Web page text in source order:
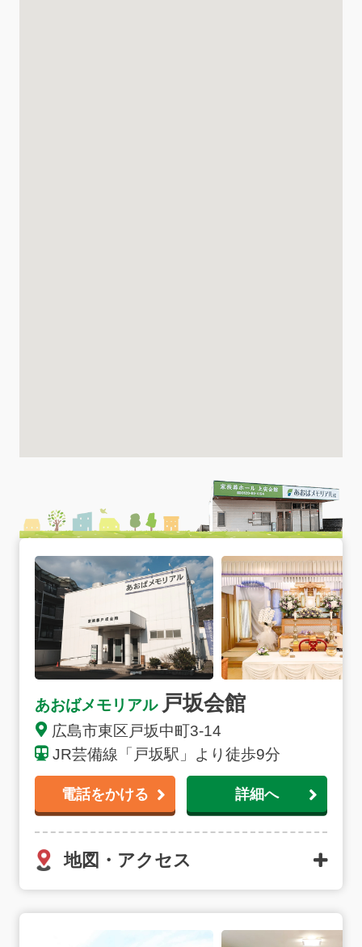
あおばメモリアル 戸坂会館
広島市東区戸坂中町3-14
JR芸備線「戸坂駅」より徒歩9分
電話をかける 詳細へ
地図・アクセス